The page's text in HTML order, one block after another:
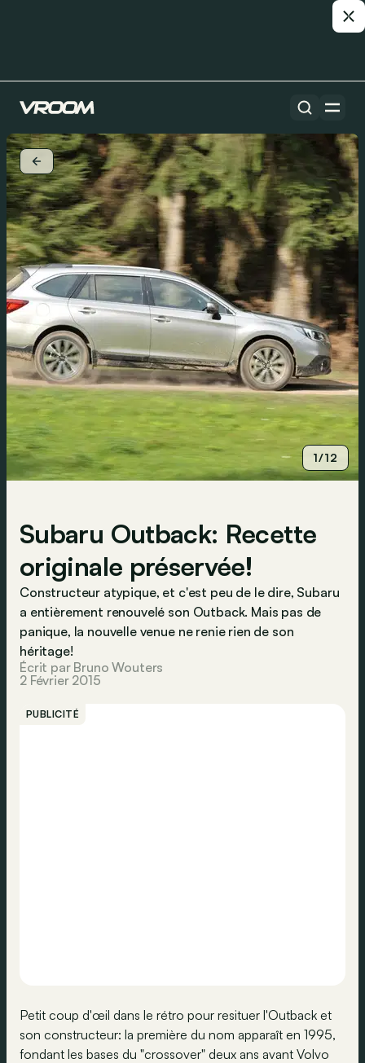
1/12
Subaru Outback: Recette
originale préservée!
Constructeur atypique, et c'est peu de le dire, Subaru
a entièrement renouvelé son Outback. Mais pas de
panique, la nouvelle venue ne renie rien de son
héritage!
Écrit par Bruno Wouters
2 Février 2015
PUBLICITÉ
Petit coup d'œil dans le rétro pour resituer l'Outback et
son constructeur: la première du nom apparaît en 1995,
fondant les bases du "crossover" deux ans avant Volvo